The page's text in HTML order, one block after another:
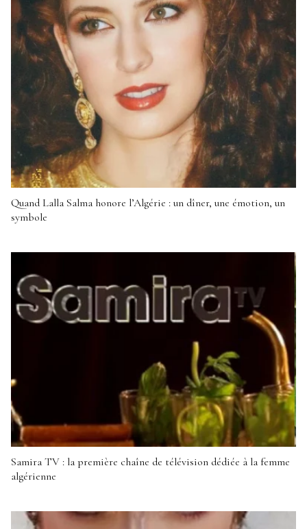
Quand Lalla Salma honore l’Algérie : un dîner, une émotion, un
symbole
Samira TV : la première chaîne de télévision dédiée à la femme
algérienne